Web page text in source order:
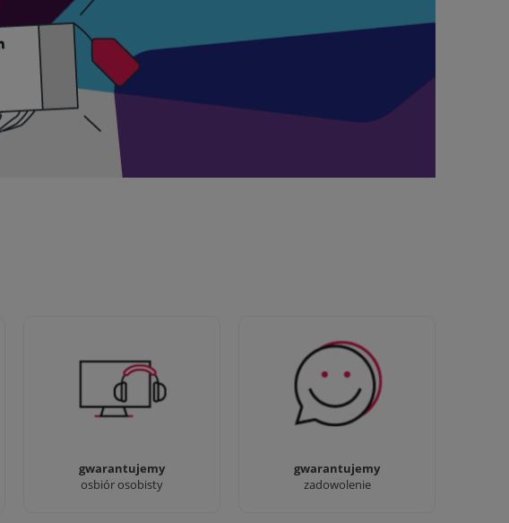
gwarantujemy
osbiór osobisty
Jesteśmy prawdziwi :) możesz
przyjść i zobaczyć nasze sklepy
gwarantujemy
zadowolenie
Sprawdź nasze 100%
zadowolenia Klientów